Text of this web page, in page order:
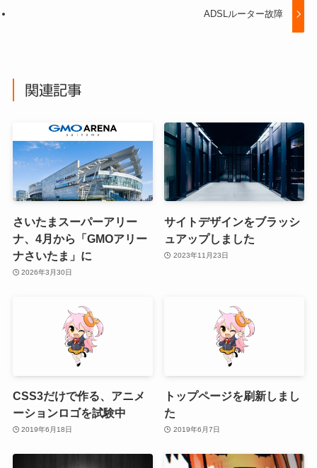
ADSLルーター故障
関連記事
さいたまスーパーアリー
ナ、4月から「GMOアリー
ナさいたま」に
2026年3月30日
サイトデザインをブラッシ
ュアップしました
2023年11月23日
CSS3だけで作る、アニメ
ーションロゴを試験中
2019年6月18日
トップページを刷新しまし
た
2019年6月7日